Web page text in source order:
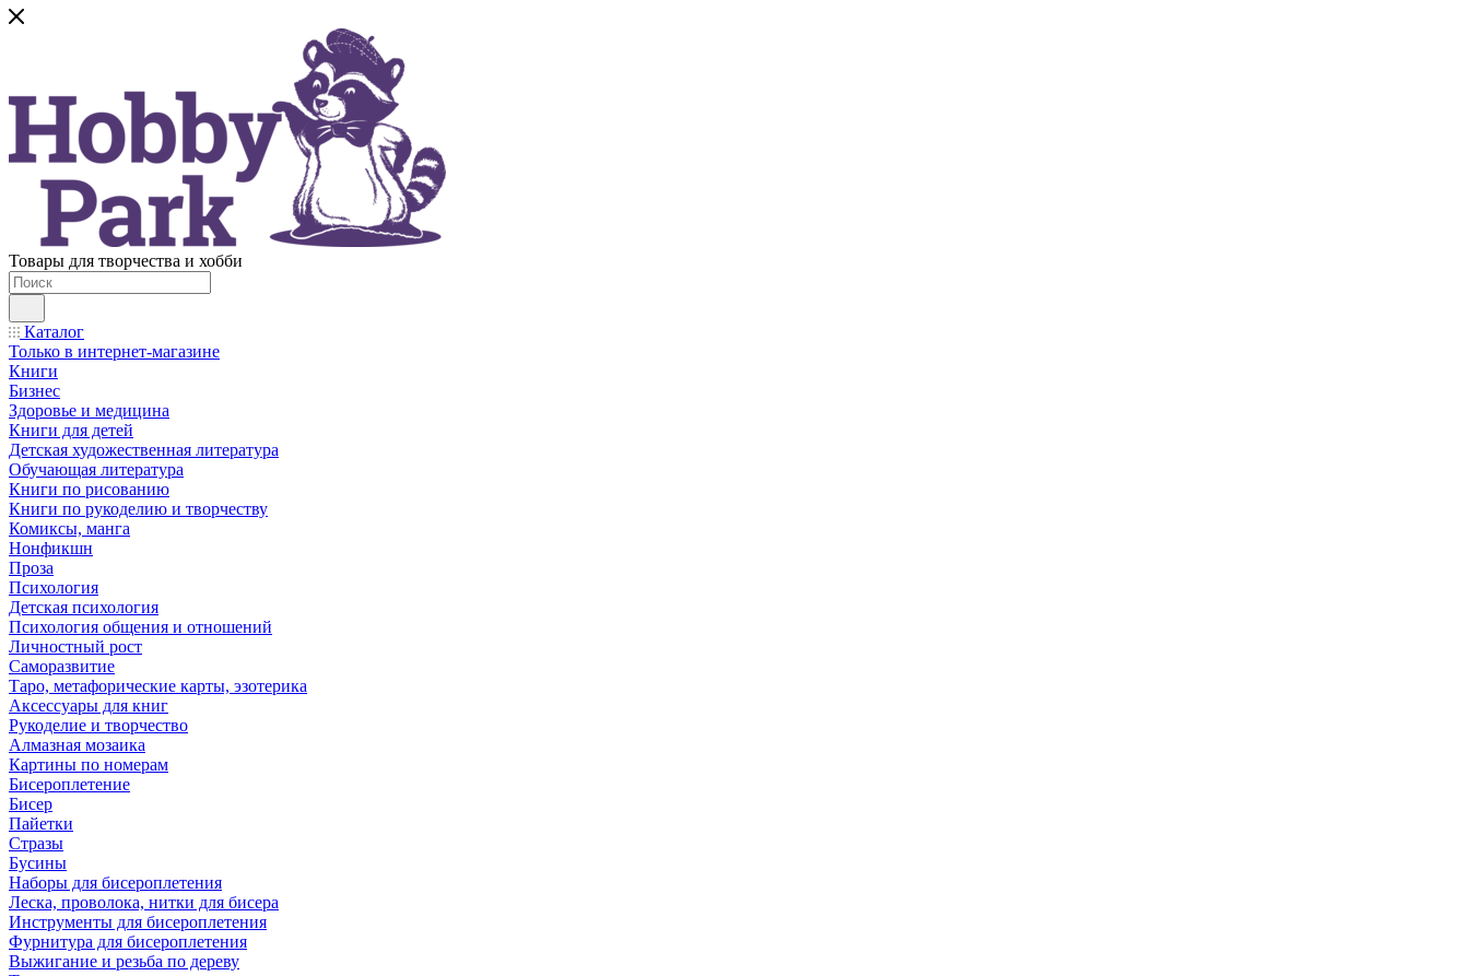
Товары для творчества и хобби
Каталог
Только в интернет-магазине
Книги
Бизнес
Здоровье и медицина
Книги для детей
Детская художественная литература
Обучающая литература
Книги по рисованию
Книги по рукоделию и творчеству
Комиксы, манга
Нонфикшн
Проза
Психология
Детская психология
Психология общения и отношений
Личностный рост
Саморазвитие
Таро, метафорические карты, эзотерика
Аксессуары для книг
Рукоделие и творчество
Алмазная мозаика
Картины по номерам
Бисероплетение
Бисер
Пайетки
Стразы
Бусины
Наборы для бисероплетения
Леска, проволока, нитки для бисера
Инструменты для бисероплетения
Фурнитура для бисероплетения
Выжигание и резьба по дереву